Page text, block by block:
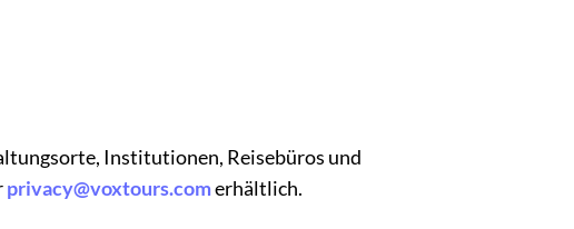
Institutionen, Reisebüros und
privacy@voxtours.comerhältlich.